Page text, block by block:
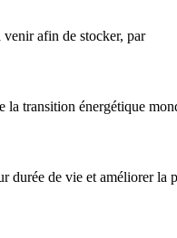
venir afin de stocker, par
la transition énergétique
durée de vie et améliorer la